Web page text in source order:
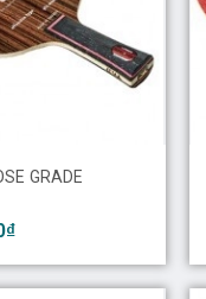
GRADE